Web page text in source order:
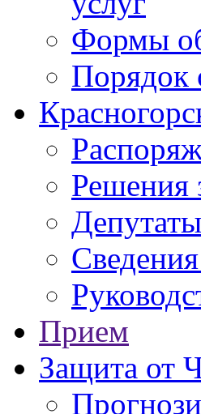
Формы
Порядок
Решения
Депутаты
Прием
Защита от